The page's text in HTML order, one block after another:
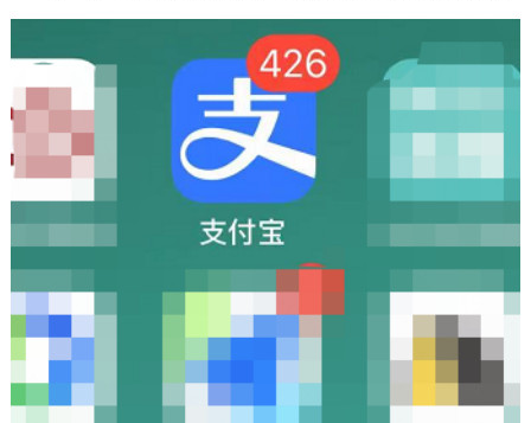
政策兑现 政策解读 回应关切
决策公开 专题公开
个人服务 法人服务 部门服务
政民互动